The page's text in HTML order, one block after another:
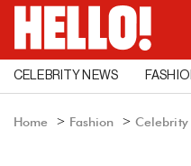
CELEBRITY NEWS
Home Fashion Celebrity